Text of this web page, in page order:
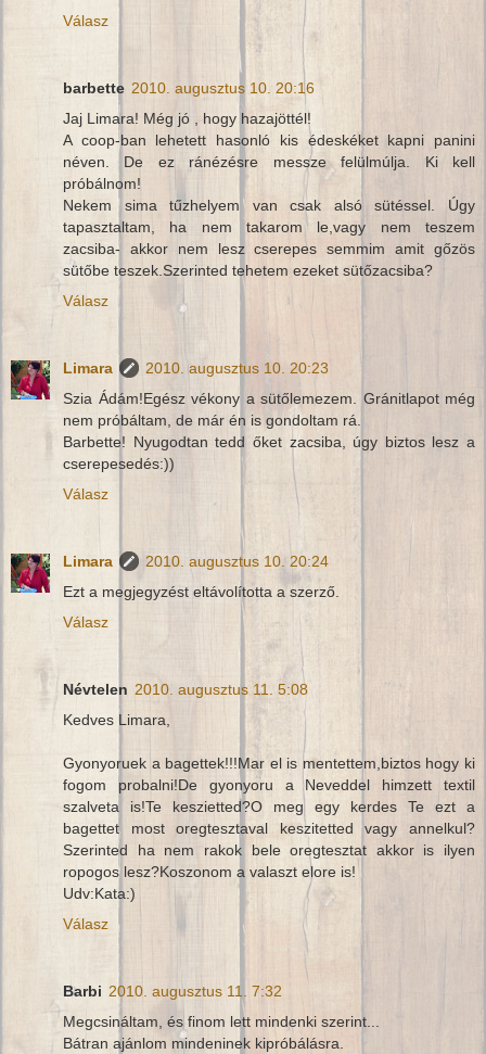
Válasz
barbette 2010. augusztus 10. 20:16
Jaj Limara! Még jó , hogy hazajöttél!
A coop-ban lehetett hasonló kis édeskéket kapni panini
néven. De ez ránézésre messze felülmúlja. Ki kell
próbálnom!
Nekem sima tűzhelyem van csak alsó sütéssel. Úgy
tapasztaltam, ha nem takarom le,vagy nem teszem
zacsiba- akkor nem lesz cserepes semmim amit gőzös
sütőbe teszek.Szerinted tehetem ezeket sütőzacsiba?
Válasz
Limara
2010. augusztus 10. 20:23
Szia Ádám!Egész vékony a sütőlemezem. Gránitlapot még
nem próbáltam, de már én is gondoltam rá.
Barbette! Nyugodtan tedd őket zacsiba, úgy biztos lesz a
cserepesedés:))
Válasz
Limara
2010. augusztus 10. 20:24
Ezt a megjegyzést eltávolította a szerző.
Válasz
Névtelen 2010. augusztus 11. 5:08
Kedves Limara,
Gyonyoruek a bagettek!!!Mar el is mentettem,biztos hogy ki
fogom probalni!De gyonyoru a Neveddel himzett textil
szalveta is!Te keszietted?O meg egy kerdes Te ezt a
bagettet most oregtesztaval keszitetted vagy annelkul?
Szerinted ha nem rakok bele oregtesztat akkor is ilyen
ropogos lesz?Koszonom a valaszt elore is!
Udv:Kata:)
Válasz
Barbi 2010. augusztus 11. 7:32
Megcsináltam, és finom lett mindenki szerint...
Bátran ajánlom mindeninek kipróbálásra.